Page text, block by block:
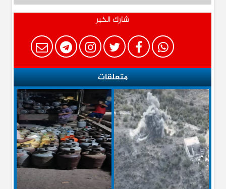
شارك الخبر
متعلقات